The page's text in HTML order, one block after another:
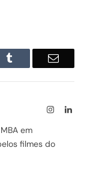
Tumblr Email
InstagramLinkedIn
em
filmes do